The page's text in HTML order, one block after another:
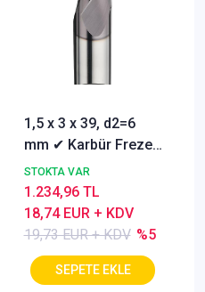
1,5 x 3 x 39, d2=6
mm ✔ Karbür Freze
ucu, Z=3, Kaplamalı,
30°
STOKTA VAR
19,73 EUR + KDV %5
18,74 EUR + KDV
1.234,96 TL